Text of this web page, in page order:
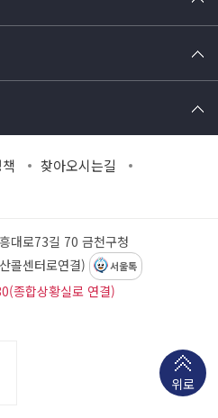
찾아오시는길
위로
대로73길 70금천구청
콜센터로연결)
서울톡
종합상황실로 연결)